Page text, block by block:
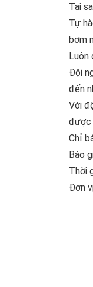
Tại
Tự
bơm
Luôn
Đội
đến
Với
được
Chỉ
Báo
Thời
Đơn